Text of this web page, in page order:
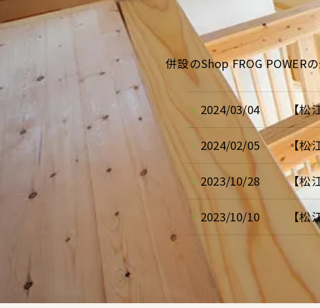
併設のShop FROG POWER
2024/03/04 【松
2024/02/05 【松
2023/10/28 【松
2023/10/10 【